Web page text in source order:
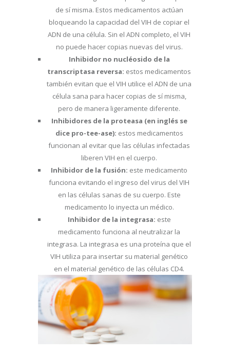
de sí misma. Estos medicamentos actúan
bloqueando la capacidad del VIH de copiar el
ADN de una célula. Sin el ADN completo, el VIH
no puede hacer copias nuevas del virus.
Inhibidor no nucléosido de la
transcriptasa reversa: estos medicamentos
también evitan que el VIH utilice el ADN de una
célula sana para hacer copias de sí misma,
pero de manera ligeramente diferente.
Inhibidores de la proteasa (en inglés se
dice pro-tee-ase): estos medicamentos
funcionan al evitar que las células infectadas
liberen VIH en el cuerpo.
Inhibidor de la fusión: este medicamento
funciona evitando el ingreso del virus del VIH
en las células sanas de su cuerpo. Este
medicamento lo inyecta un médico.
Inhibidor de la integrasa: este
medicamento funciona al neutralizar la
integrasa. La integrasa es una proteína que el
VIH utiliza para insertar su material genético
en el material genético de las células CD4.